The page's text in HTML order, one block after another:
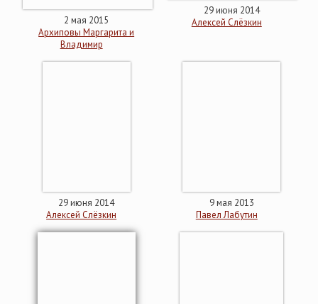
2 мая 2015
Архиповы Маргарита и
Владимир
29 июня 2014
Алексей Слёзкин
29 июня 2014
Алексей Слёзкин
9 мая 2013
Павел Лабутин